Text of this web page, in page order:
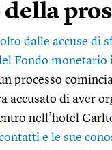
dalle accuse di
Fondo monetario
processo
accusato di aver
nell’hotel
e le sue